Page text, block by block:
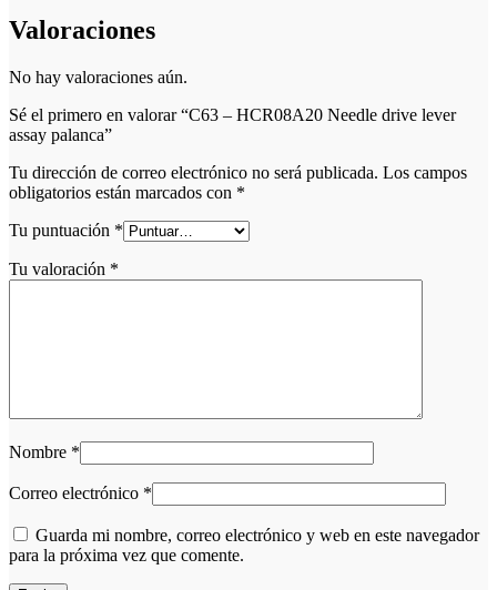
Valoraciones
No hay valoraciones aún.
Sé el primero en valorar “C63 – HCR08A20 Needle drive lever
assay palanca”
Tu dirección de correo electrónico no será publicada. Los campos
obligatorios están marcados con *
Tu puntuación *
Tu valoración *
Nombre *
Correo electrónico *
Guarda mi nombre, correo electrónico y web en este navegador
para la próxima vez que comente.